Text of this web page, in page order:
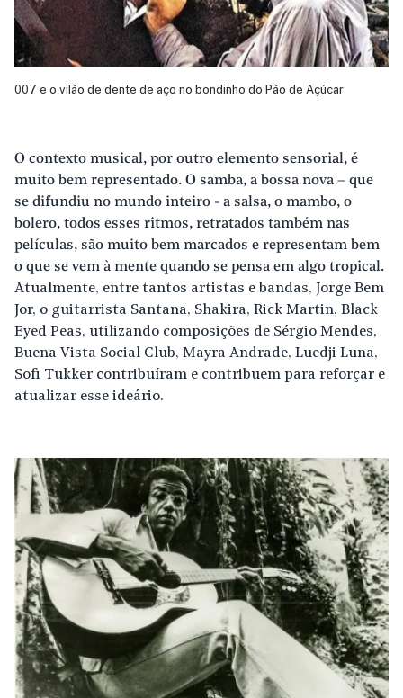
007 e o vilão de dente de aço no bondinho do Pão de Açúcar
O contexto musical, por outro elemento sensorial, é
muito bem representado. O samba, a bossa nova – que
se difundiu no mundo inteiro - a salsa, o mambo, o
bolero, todos esses ritmos, retratados também nas
películas, são muito bem marcados e representam bem
o que se vem à mente quando se pensa em algo tropical.
Atualmente, entre tantos artistas e bandas, Jorge Bem
Jor, o guitarrista Santana, Shakira, Rick Martin, Black
Eyed Peas, utilizando composições de Sérgio Mendes,
Buena Vista Social Club, Mayra Andrade, Luedji Luna,
Sofi Tukker contribuíram e contribuem para reforçar e
atualizar esse ideário.